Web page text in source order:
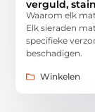
verguld,
Waarom elk
Elk sieraden
specifieke
beschadigen.
Winkelen